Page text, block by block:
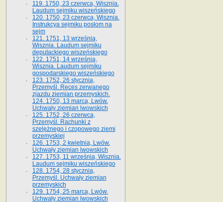
119. 1750, 23 czerwca, Wisznia.
Laudum sejmiku wiszeńskiego
120. 1750, 23 czerwca, Wisznia.
Instrukcya sejmiku posłom na
sejm
121. 1751, 13 września,
Wisznia. Laudum sejmiku
deputackiego wiszeńskiego
122. 1751, 14 września,
Wisznia. Laudum sejmiku
gospodarskiego wiszeńskiego
123. 1752, 26 stycznia,
Przemyśl. Reces zerwanego
zjazdu ziemian przemyskich.
124. 1750, 13 marca, Lwów.
Uchwały ziemian lwowskich
125. 1752, 26 czerwca,
Przemyśl. Rachunki z
szelężnego i czopowego ziemi
przemyskiej
126. 1753, 2 kwietnia, Lwów.
Uchwały ziemian lwowskich
127. 1753, 11 września, Wisznia.
Laudum sejmiku wiszeńskiego
128. 1754, 28 stycznia,
Przemyśl. Uchwały ziemian
przemyskich
129. 1754, 25 marca, Lwów.
Uchwały ziemian lwowskich